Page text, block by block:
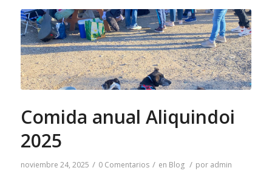
Comida anual Aliquindoi
2025
noviembre 24, 2025 / 0 Comentarios / en Blog / por admin